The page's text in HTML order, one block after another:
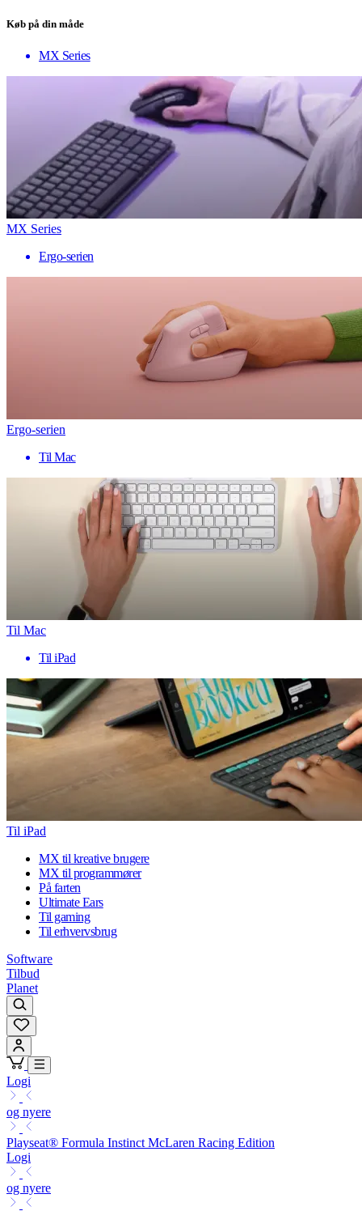
Køb på din måde
MX Series
MX Series
Ergo-serien
Ergo-serien
Til Mac
Til Mac
Til iPad
Til iPad
MX til kreative brugere
MX til programmører
På farten
Ultimate Ears
Til gaming
Til erhvervsbrug
Software
Tilbud
Planet
Logi
og nyere
Playseat® Formula Instinct McLaren Racing Edition
Logi
og nyere